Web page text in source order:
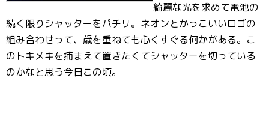
綺麗な光を求めて電池の
続く限りシャッターをパチリ。ネオンとかっこいいロゴの
組み合わせって、歳を重ねても心くすぐる何かがある。こ
のトキメキを捕まえて置きたくてシャッターを切っている
のかなと思う今日この頃。